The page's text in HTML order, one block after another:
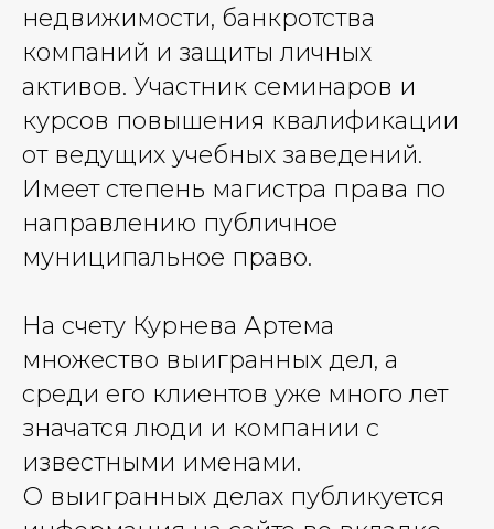
недвижимости, банкротства
компаний и защиты личных
активов. Участник семинаров и
курсов повышения квалификации
от ведущих учебных заведений.
Имеет степень магистра права по
направлению публичное
муниципальное право.
На счету Курнева Артема
множество выигранных дел, а
среди его клиентов уже много лет
значатся люди и компании с
известными именами.
О выигранных делах публикуется